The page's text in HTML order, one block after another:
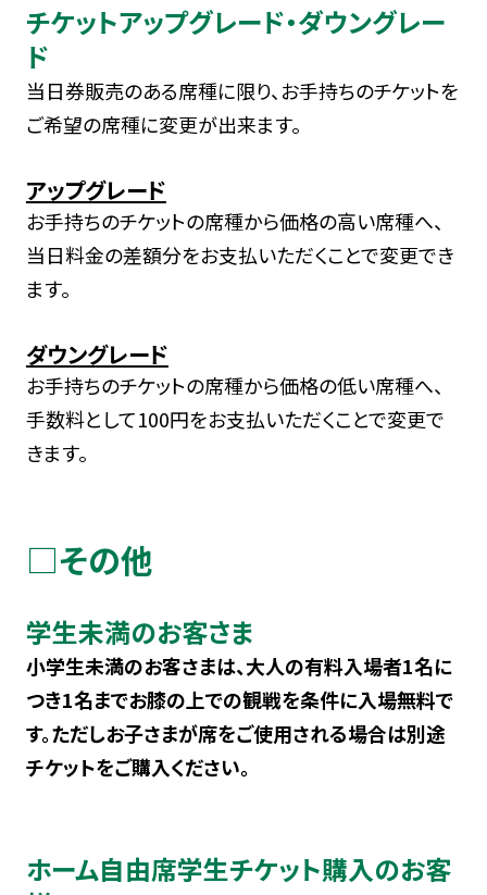
チケットアップグレード・ダウングレー
ド
当日券販売のある席種に限り、お手持ちのチケットを
ご希望の席種に変更が出来ます。
アップグレード
お手持ちのチケットの席種から価格の高い席種へ、
当日料金の差額分をお支払いただくことで変更でき
ます。
ダウングレード
お手持ちのチケットの席種から価格の低い席種へ、
手数料として100円をお支払いただくことで変更で
きます。
□その他
学生未満のお客さま
小学生未満のお客さまは、大人の有料入場者1名に
つき1名までお膝の上での観戦を条件に入場無料で
す。ただしお子さまが席をご使用される場合は別途
チケットをご購入ください。
ホーム自由席学生チケット購入のお客